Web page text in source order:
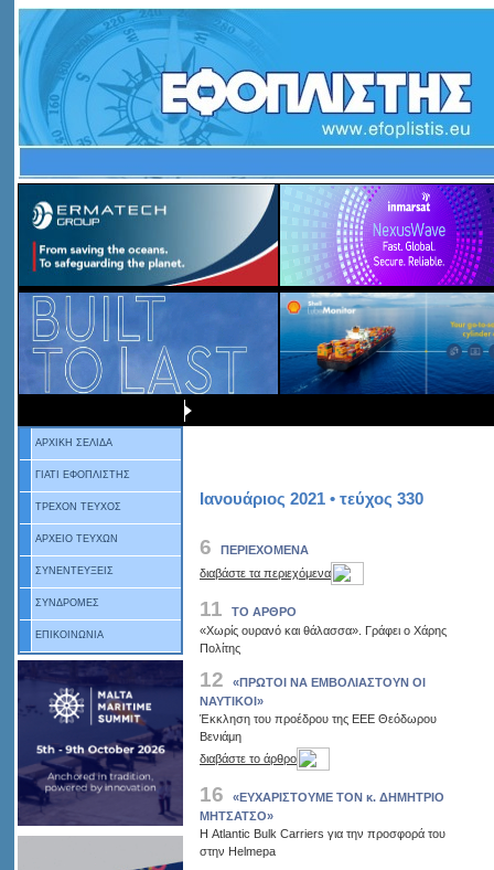
ΑΡΧΙΚΗ ΣΕΛΙΔΑ
ΓΙΑΤΙ ΕΦΟΠΛΙΣΤΗΣ
ΤΡΕΧΟΝ ΤΕΥΧΟΣ
ΑΡΧΕΙΟ ΤΕΥΧΩΝ
ΣΥΝΕΝΤΕΥΞΕΙΣ
ΣΥΝΔΡΟΜΕΣ
ΕΠΙΚΟΙΝΩΝΙΑ
Ιανουάριος 2021 • τεύχος 330
6
ΠΕΡΙΕΧΟΜΕΝΑ
διαβάστε τα περιεχόμενα
11
ΤΟ ΑΡΘΡΟ
«Χωρίς ουρανό και θάλασσα». Γράφει ο Χάρης
Πολίτης
12
«ΠΡΩΤΟΙ ΝΑ ΕΜΒΟΛΙΑΣΤΟΥΝ ΟΙ
ΝΑΥΤΙΚΟΙ»
Έκκληση του προέδρου της ΕΕΕ Θεόδωρου
Βενιάμη
διαβάστε το άρθρο
16
«ΕΥΧΑΡΙΣΤΟΥΜΕ ΤΟΝ κ. ΔΗΜΗΤΡΙΟ
ΜΗΤΣΑΤΣΟ»
H Αtlantic Bulk Carriers για την προσφορά του
στην Helmepa